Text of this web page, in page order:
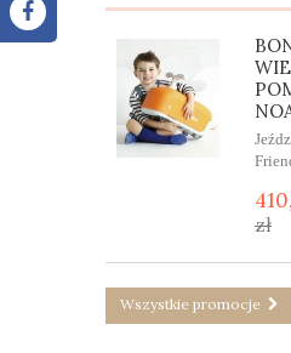
zł
Wszystkie promocje